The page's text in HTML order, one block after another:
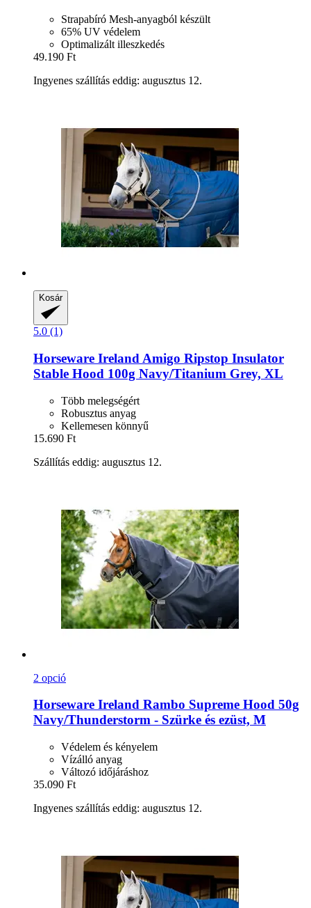
Strapabíró Mesh-anyagból készült
65% UV védelem
Optimalizált illeszkedés
49.190 Ft
Ingyenes szállítás eddig: augusztus 12.
Kosár
5.0 (1)
Horseware Ireland Amigo Ripstop Insulator
Stable Hood 100g Navy/Titanium Grey, XL
Több melegségért
Robusztus anyag
Kellemesen könnyű
15.690 Ft
Szállítás eddig: augusztus 12.
2 opció
Horseware Ireland Rambo Supreme Hood 50g
Navy/Thunderstorm -​ Szürke és ezüst, M
Védelem és kényelem
Vízálló anyag
Változó időjáráshoz
35.090 Ft
Ingyenes szállítás eddig: augusztus 12.